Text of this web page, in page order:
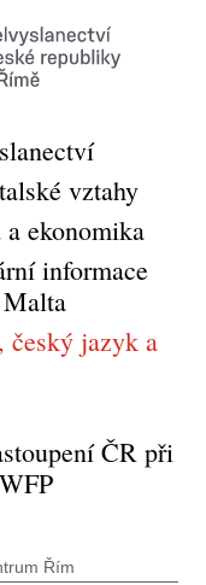
vztahy
a ekonomika
informace
český jazyk a
ČR při
Řím